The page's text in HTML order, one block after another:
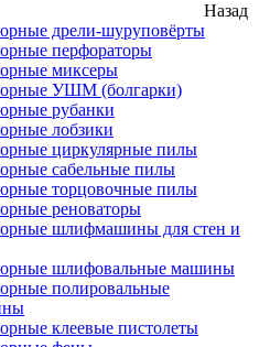
Назад
дрели-шуруповёрты
перфораторы
миксеры
УШМ (болгарки)
рубанки
лобзики
циркулярные пилы
сабельные пилы
торцовочные пилы
реноваторы
шлифмашины для стен и
шлифовальные машины
полировальные
клеевые пистолеты